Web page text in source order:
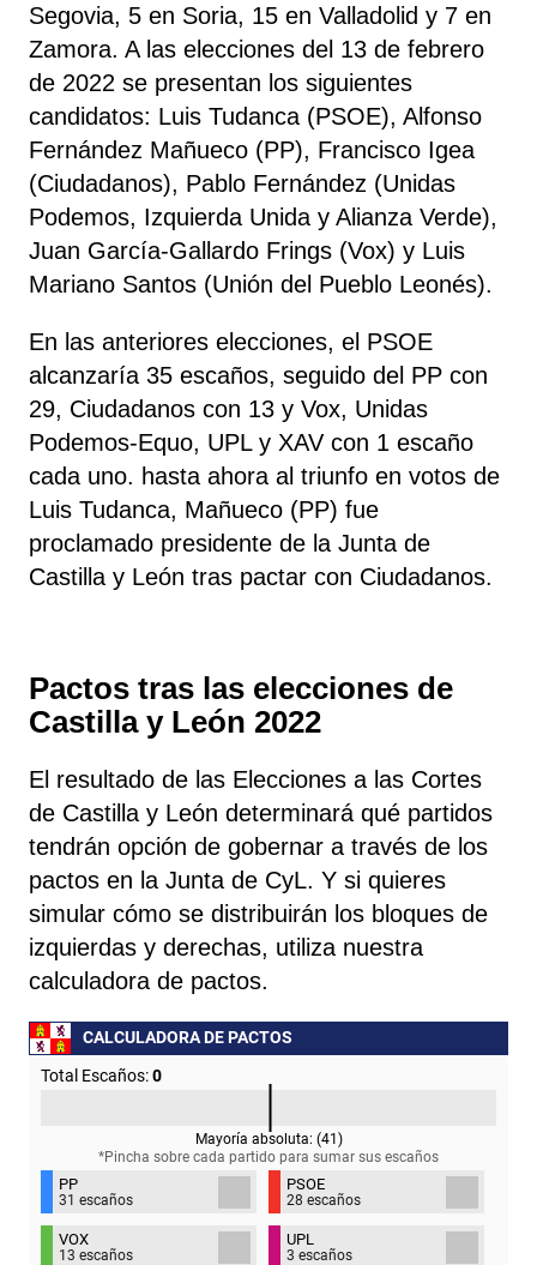
Segovia, 5 en Soria, 15 en Valladolid y 7 en
Zamora. A las elecciones del 13 de febrero
de 2022 se presentan los siguientes
candidatos: Luis Tudanca (PSOE), Alfonso
Fernández Mañueco (PP), Francisco Igea
(Ciudadanos), Pablo Fernández (Unidas
Podemos, Izquierda Unida y Alianza Verde),
Juan García-Gallardo Frings (Vox) y Luis
Mariano Santos (Unión del Pueblo Leonés).
En las anteriores elecciones, el PSOE
alcanzaría 35 escaños, seguido del PP con
29, Ciudadanos con 13 y Vox, Unidas
Podemos-Equo, UPL y XAV con 1 escaño
cada uno. hasta ahora al triunfo en votos de
Luis Tudanca, Mañueco (PP) fue
proclamado presidente de la Junta de
Castilla y León tras pactar con Ciudadanos.
Pactos tras las elecciones de
Castilla y León 2022
El resultado de las Elecciones a las Cortes
de Castilla y León determinará qué partidos
tendrán opción de gobernar a través de los
pactos en la Junta de CyL. Y si quieres
simular cómo se distribuirán los bloques de
izquierdas y derechas, utiliza nuestra
calculadora de pactos.
CALCULADORA DE PACTOS
Total Escaños:0
Mayoría absoluta: (41)
*Pincha sobre cada partido para sumar sus escaños
PP
31 escaños
PSOE
28 escaños
VOX
13 escaños
UPL
3 escaños